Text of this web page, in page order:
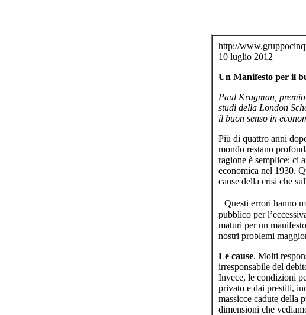
http://
10 luglio 2012
Un Manifesto per il
Paul Krugman,
studi della London
il buon senso in
Più di quattro anni
mondo restano
ragione è semplice: ci
economica nel 1930.
cause della crisi che
Questi errori hanno
pubblico per
maturi per un
nostri problemi
Le cause. Molti
irresponsabile del
Invece, le condizioni
privato e dai prestiti,
massicce cadute della
dimensioni che